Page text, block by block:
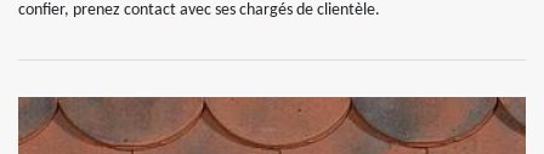
confier, prenez contact avec ses chargés de clientèle.